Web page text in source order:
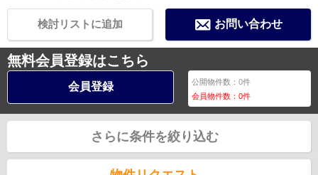
お問い合わせ
検討リストに追加
無料会員登録はこちら
会員登録 公開物件数：0件
会員物件数：0件
さらに条件を絞り込む